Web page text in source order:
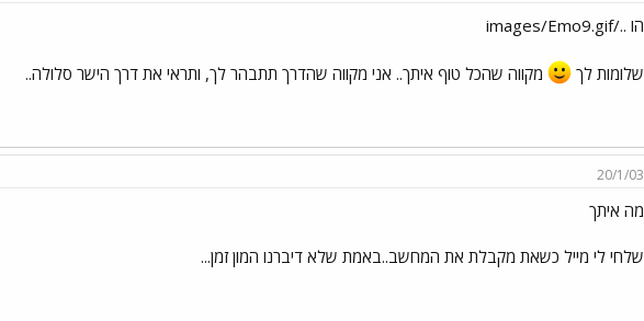
הו ../images/Emo9.gif
שלומות לך מקווה שהכל טוף איתך.. אני מקווה שהדרך תתבהר לך, ותראי את דרך הישר סלולה..
20/1/03
מה איתך
שלחי לי מייל כשאת מקבלת את המחשב..באמת שלא דיברנו המון זמן...